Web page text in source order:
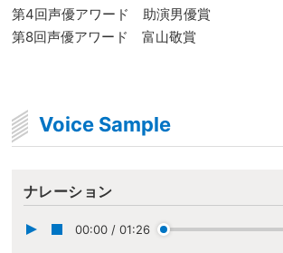
第4回声優アワード 助演男優賞
第8回声優アワード 富山敬賞
Voice Sample
ナレーション
00:00 / 01:26